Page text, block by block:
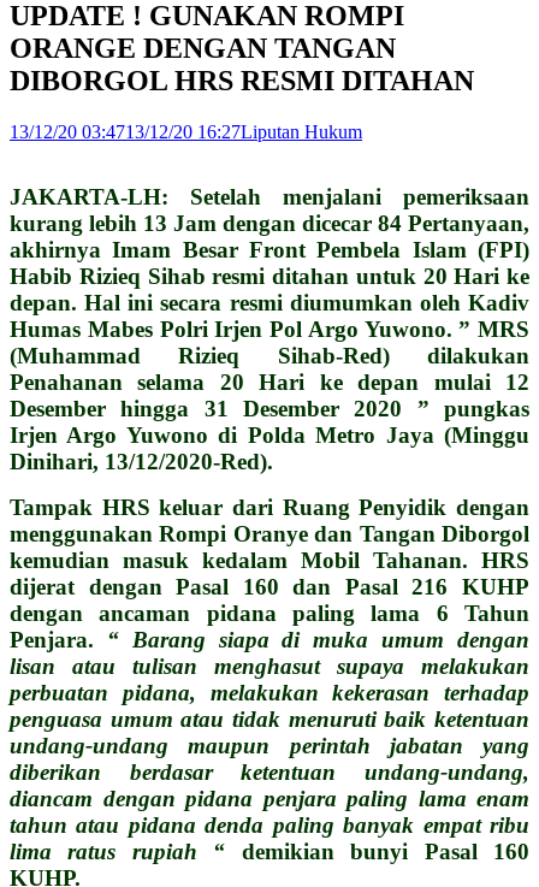
UPDATE ! GUNAKAN ROMPI
ORANGE DENGAN TANGAN
DIBORGOL HRS RESMI DITAHAN
13/12/20 03:4713/12/20 16:27Liputan Hukum
JAKARTA-LH: Setelah menjalani pemeriksaan
kurang lebih 13 Jam dengan dicecar 84 Pertanyaan,
akhirnya Imam Besar Front Pembela Islam (FPI)
Habib Rizieq Sihab resmi ditahan untuk 20 Hari ke
depan. Hal ini secara resmi diumumkan oleh Kadiv
Humas Mabes Polri Irjen Pol Argo Yuwono. ” MRS
(Muhammad Rizieq Sihab-Red) dilakukan
Penahanan selama 20 Hari ke depan mulai 12
Desember hingga 31 Desember 2020 ” pungkas
Irjen Argo Yuwono di Polda Metro Jaya (Minggu
Dinihari, 13/12/2020-Red).
Tampak HRS keluar dari Ruang Penyidik dengan
menggunakan Rompi Oranye dan Tangan Diborgol
kemudian masuk kedalam Mobil Tahanan. HRS
dijerat dengan Pasal 160 dan Pasal 216 KUHP
dengan ancaman pidana paling lama 6 Tahun
Penjara. “ Barang siapa di muka umum dengan
lisan atau tulisan menghasut supaya melakukan
perbuatan pidana, melakukan kekerasan terhadap
penguasa umum atau tidak menuruti baik ketentuan
undang-undang maupun perintah jabatan yang
diberikan berdasar ketentuan undang-undang,
diancam dengan pidana penjara paling lama enam
tahun atau pidana denda paling banyak empat ribu
lima ratus rupiah “ demikian bunyi Pasal 160
KUHP.